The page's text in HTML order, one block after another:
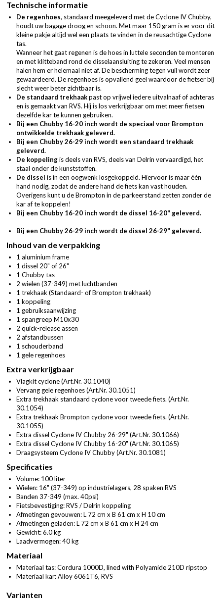
Technische informatie
De regenhoes, standaard meegeleverd met de Cyclone IV Chubby,
houdt uw bagage droog en schoon. Met maar 150 gram is er voor dit
kleine pakje altijd wel een plaats te vinden in de reusachtige Cyclone
tas.
Wanneer het gaat regenen is de hoes in luttele seconden te monteren
en met klitteband rond de disselaansluiting te zekeren. Veel mensen
halen hem er helemaal niet af. De bescherming tegen vuil wordt zeer
gewaardeerd. De regenhoes is opvallend geel waardoor de fietser bij
slecht weer beter zichtbaar is.
De standaard trekhaakpast op vrijwel iedere uitvalnaaf of achteras
en is gemaakt van RVS. Hij is los verkrijgbaar om met meer fietsen
dezelfde kar te kunnen gebruiken.
Bij een Chubby 16-20 inch wordt de speciaal voor Brompton
ontwikkelde trekhaak geleverd.
Bij een Chubby 26-29 inch wordt een standaard trekhaak
geleverd.
De koppelingis deels van RVS, deels van Delrin vervaardigd, het
staal onder de kunststoffen.
De dissel is in een oogwenk losgekoppeld. Hiervoor is maar één
hand nodig, zodat de andere hand de fiets kan vast houden.
Overigens kunt u de Brompton in de parkeerstand zetten zonder de
kar af te koppelen!
Bij een Chubby 16-20 inch wordt de dissel 16-20" geleverd.
Bij een Chubby 26-29 inch wordt de dissel 26-29" geleverd.
Inhoud van de verpakking
1 aluminium frame
1 dissel 20" of 26"
1 Chubby tas
2 wielen (37-349) met luchtbanden
1 trekhaak (Standaard- of Brompton trekhaak)
1 koppeling
1 gebruiksaanwijzing
1 spangreep M10x30
2 quick-release assen
2 afstandbussen
1 schouderband
1 gele regenhoes
Extra verkrijgbaar
Vlagkit cyclone (Art.Nr. 30.1040)
Vervang gele regenhoes (Art.Nr. 30.1051)
Extra trekhaak standaard cyclone voor tweede fiets. (Art.Nr.
30.1054)
Extra trekhaak Brompton cyclone voor tweede fiets. (Art.Nr.
30.1055)
Extra dissel Cyclone IV Chubby 26-29" (Art.Nr. 30.1066)
Extra dissel Cyclone IV Chubby 16-20" (Art.Nr. 30.1065)
Draagsysteem Cyclone IV Chubby (Art.Nr. 30.1081)
Specificaties
Volume: 100 liter
Wielen: 16" (37-349) op industrielagers, 28 spaken RVS
Banden 37-349 (max. 40psi)
Fietsbevestiging: RVS / Delrin koppeling
Afmetingen gevouwen: L 72 cm x B 61 cm x H 10 cm
Afmetingen geladen: L 72 cm x B 61 cm x H 24 cm
Gewicht: 6.0 kg
Laadvermogen: 40 kg
Materiaal
Materiaal tas: Cordura 1000D, lined with Polyamide 210D ripstop
Materiaal kar: Alloy 6061T6, RVS
Varianten